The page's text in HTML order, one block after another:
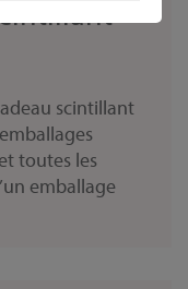
scintillant
toutes les
emballage